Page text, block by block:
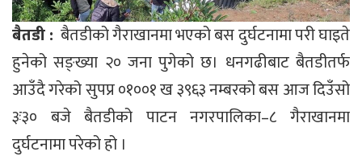
बैतडी : बैतडीको गैराखानमा भएको बस दुर्घटनामा परी घाइते
हुनेको सङ्ख्या २० जना पुगेको छ। धनगढीबाट बैतडीतर्फ
आउँदै गरेको सुपप्र ०१००१ ख ३९६३ नम्बरको बस आज दिउँसो
३ः३० बजे बैतडीको पाटन नगरपालिका–८ गैराखानमा
दुर्घटनामा परेको हो ।